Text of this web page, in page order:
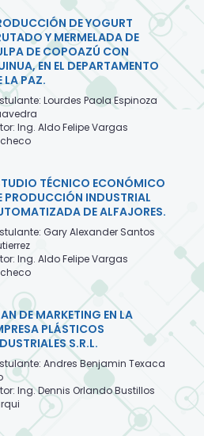
DE YOGURT
Y MERMELADA DE
DE COPOAZÚ CON
EN EL DEPARTAMENTO
LA PAZ.
Lourdes Paola Espinoza
Ing. Aldo Felipe Vargas
TÉCNICO ECONÓMICO
PRODUCCIÓN INDUSTRIAL
DE ALFAJORES.
Gary Alexander Santos
Ing. Aldo Felipe Vargas
DE MARKETING EN LA
PLÁSTICOS
S.R.L.
Andres Benjamin Texaca
Ing. Dennis Orlando Bustillos